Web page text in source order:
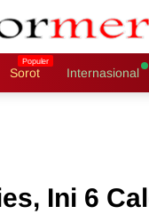
Sorot Internasional
Ini 6